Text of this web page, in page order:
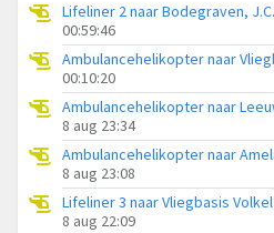
00:59:46
00:10:20
8 aug 23:34
8 aug 23:08
Lifeliner 3 naar Vliegbasis Volkel
8 aug 22:09